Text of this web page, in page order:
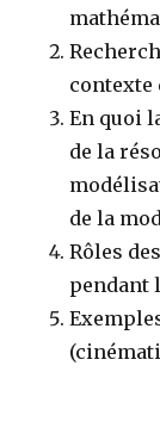
contexte
En quoi
de la
de la
Rôles
pendant